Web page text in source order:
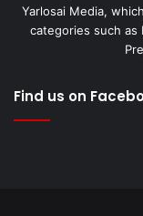
Yarlosai Media,
categories such as
Find us on